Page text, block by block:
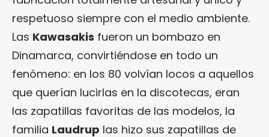
respetuoso siempre con el medio ambiente.
Las Kawasakis fueron un bombazo en
Dinamarca, convirtiéndose en todo un
fenómeno: en los 80 volvían locos a aquellos
que querían lucirlas en la discotecas, eran
las zapatillas favoritas de las modelos, la
familia Laudrup las hizo sus zapatillas de